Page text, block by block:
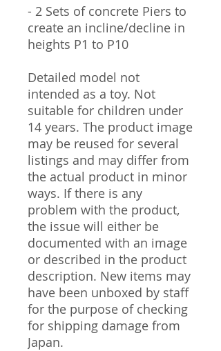
- 2 Sets of concrete Piers to
create an incline/decline in
heights P1 to P10
Detailed model not
intended as a toy. Not
suitable for children under
14 years. The product image
may be reused for several
listings and may differ from
the actual product in minor
ways. If there is any
problem with the product,
the issue will either be
documented with an image
or described in the product
description. New items may
have been unboxed by staff
for the purpose of checking
for shipping damage from
Japan.